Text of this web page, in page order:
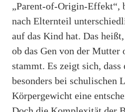
„Parent-of-Origin-Effekt“,
nach Elternteil
auf das Kind hat. Das
ob das Gen von der Mutter
stammt. Es zeigt sich,
besonders bei schulischen
Körpergewicht eine